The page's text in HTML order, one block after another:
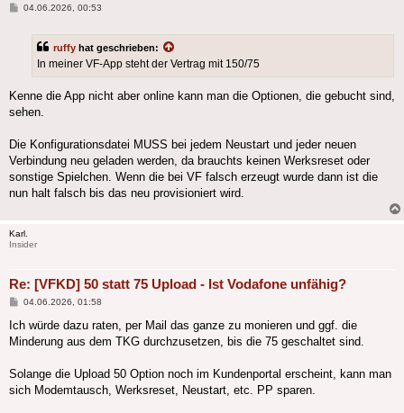
Beitrag
04.06.2026, 00:53
ruffy hat geschrieben:
In meiner VF-App steht der Vertrag mit 150/75
Kenne die App nicht aber online kann man die Optionen, die gebucht sind,
sehen.
Die Konfigurationsdatei MUSS bei jedem Neustart und jeder neuen
Verbindung neu geladen werden, da brauchts keinen Werksreset oder
sonstige Spielchen. Wenn die bei VF falsch erzeugt wurde dann ist die
nun halt falsch bis das neu provisioniert wird.
Karl.
Insider
Re: [VFKD] 50 statt 75 Upload - Ist Vodafone unfähig?
Beitrag
04.06.2026, 01:58
Ich würde dazu raten, per Mail das ganze zu monieren und ggf. die
Minderung aus dem TKG durchzusetzen, bis die 75 geschaltet sind.
Solange die Upload 50 Option noch im Kundenportal erscheint, kann man
sich Modemtausch, Werksreset, Neustart, etc. PP sparen.